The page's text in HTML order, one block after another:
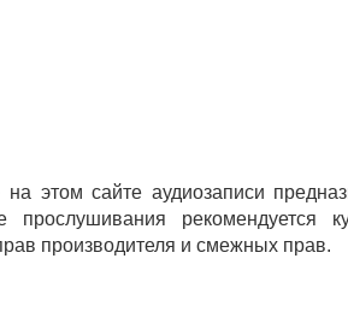
этом сайте аудиозаписи
прослушивания рекомендуется
производителя и смежных прав.